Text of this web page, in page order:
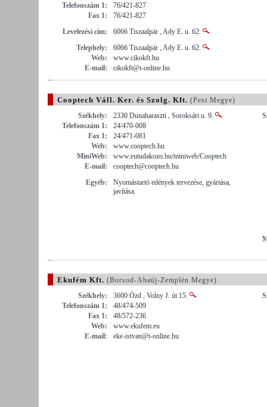
Telefonszám 1:
76/421-827
Fax 1:
76/421-827
Levelezési cím:
6066 Tiszaalpár , Ady E. u. 62.
Telephely:
6066 Tiszaalpár , Ady E. u. 62.
Web:
www.cikokft.hu
E-mail:
cikokft@t-online.hu
Cooptech Váll. Ker. és Szolg. Kft. (Pest Megye)
Székhely:
2330 Dunaharaszti , Soroksári u. 9.
Telefonszám 1:
24/470-008
Fax 1:
24/471-081
Web:
www.cooptech.hu
MiniWeb:
www.eutudakozo.hu/miniweb/Cooptech
E-mail:
cooptech@cooptech.hu
Egyéb:
Nyomástartó edények tervezése, gyártása,
javítása.
Ekufém Kft. (Borsod-Abaúj-Zemplén Megye)
Székhely:
3600 Ózd , Volny J. út 15.
Telefonszám 1:
48/474-509
Fax 1:
48/572-236
Web:
www.ekufem.eu
E-mail:
eke-istvan@t-online.hu